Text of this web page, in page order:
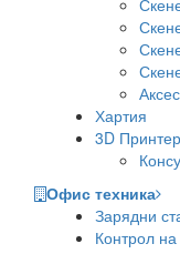
Хартия
3D
Офис техника
Зарядни
Контрол